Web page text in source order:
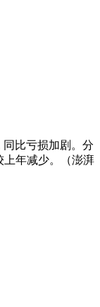
同比亏损加剧。分
上年减少。（澎湃